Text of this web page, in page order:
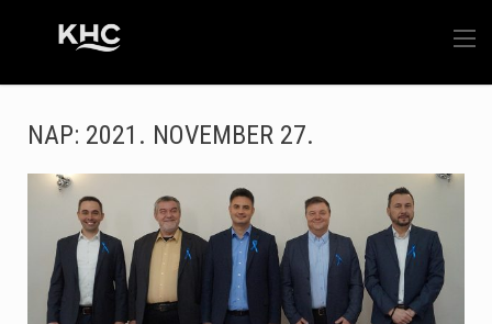
NAP: 2021. NOVEMBER 27.